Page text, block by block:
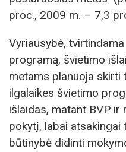
proc., 2009 m. – 7,3
Vyriausybė,
programą, švietimo
metams planuoja skirti
ilgalaikes švietimo
išlaidas, matant BVP ir
pokytį, labai
būtinybė didinti